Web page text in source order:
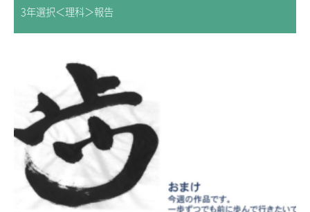
3年選択＜理科＞報告